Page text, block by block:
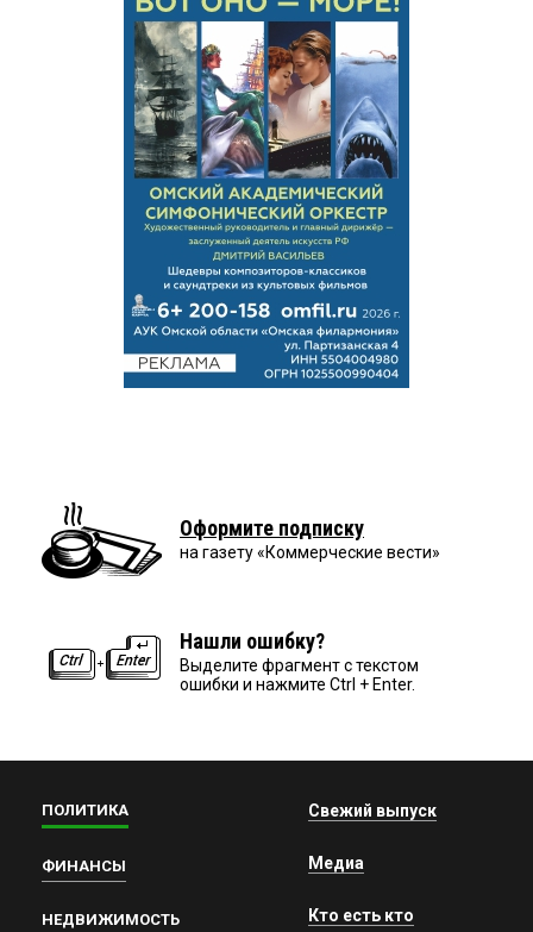
Оформите подписку
на газету «Коммерческие вести»
Нашли ошибку?
Выделите фрагмент с текстом
ошибки и нажмите Ctrl + Enter.
ПОЛИТИКА
ФИНАНСЫ
НЕДВИЖИМОСТЬ
Свежий выпуск
Медиа
Кто есть кто